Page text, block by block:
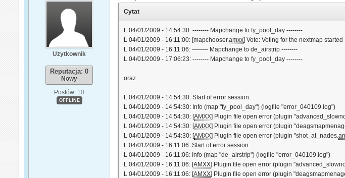
Użytkownik
Reputacja: 0
Nowy
Postów: 10
OFFLINE
Cytat
L 04/01/2009 - 14:54:30: -------- Mapchange to fy_pool_day --------
L 04/01/2009 - 16:11:00: [mapchooser.amxx] Vote: Voting for the nextmap started
L 04/01/2009 - 16:11:06: -------- Mapchange to de_airstrip --------
L 04/01/2009 - 17:06:23: -------- Mapchange to fy_pool_day --------
oraz
L 04/01/2009 - 14:54:30: Start of error session.
L 04/01/2009 - 14:54:30: Info (map "fy_pool_day") (logfile "error_040109.log")
L 04/01/2009 - 14:54:30: [AMXX] Plugin file open error (plugin
L 04/01/2009 - 14:54:30: [AMXX] Plugin file open error (plugin
L 04/01/2009 - 14:54:30: [AMXX] Plugin file open error (plugin "shot_at_nades.
L 04/01/2009 - 16:11:06: Start of error session.
L 04/01/2009 - 16:11:06: Info (map "de_airstrip") (logfile "error_040109.log")
L 04/01/2009 - 16:11:06: [AMXX] Plugin file open error (plugin
L 04/01/2009 - 16:11:06: [AMXX] Plugin file open error (plugin